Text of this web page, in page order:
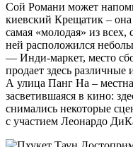
Сой Романи может
киевский Крещатик – она
самая «молодая» из
ней расположился
— Инди-маркет, место
продает здесь различные
А улица Панг На –
засветившаяся в кино:
снимались некоторые
с участием Леонардо